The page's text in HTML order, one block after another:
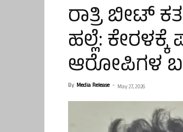
ರಾತ್ರಿ ಬೀಟ್
ಹಲ್ಲೆ:
ಆರೋಪಿಗಳ
By Media Release - May 27, 2026